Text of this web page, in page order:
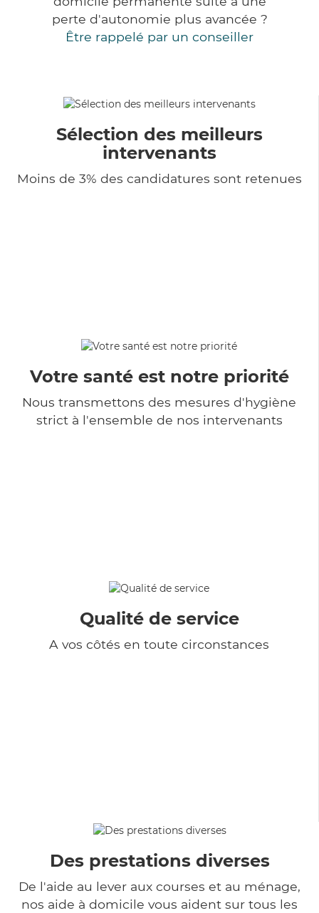
perte d'autonomie plus avancée ?
Être rappelé par un conseiller
Sélection des meilleurs
intervenants
Moins de 3% des candidatures sont retenues
Votre santé est notre priorité
Nous transmettons des mesures d'hygiène
strict à l'ensemble de nos intervenants
Qualité de service
A vos côtés en toute circonstances
Des prestations diverses
De l'aide au lever aux courses et au ménage,
nos aide à domicile vous aident sur tous les